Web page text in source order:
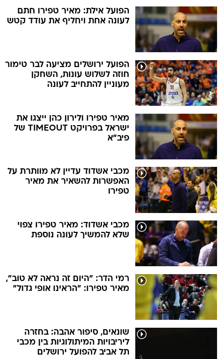
הפועל אילת: מאיר טפירו חתם
לעונה אחת ויחליף את עודד קטש
הפועל ירושלים מציעה לבר טימור
חוזה לשלוש עונות, השחקן
מעוניין להתחייב לעונה
מאיר טפירו ולירון כהן ייצגו את
ישראל בפרויקט TIMEOUT של
פיב"א
מכבי אשדוד עדיין לא מוותרת על
האפשרות להשאיר את מאיר
טפירו
מכבי אשדוד: מאיר טפירו צפוי
שלא להמשיך לעונה נוספת
רמי הדר: "היום זה נראה לא טוב",
מאיר טפירו: "הראינו אופי גדול"
שונאים, סיפור אהבה: בחזרה
ליריבויות המיתולוגיות בין מכבי
תל אביב להפועל ירושלים